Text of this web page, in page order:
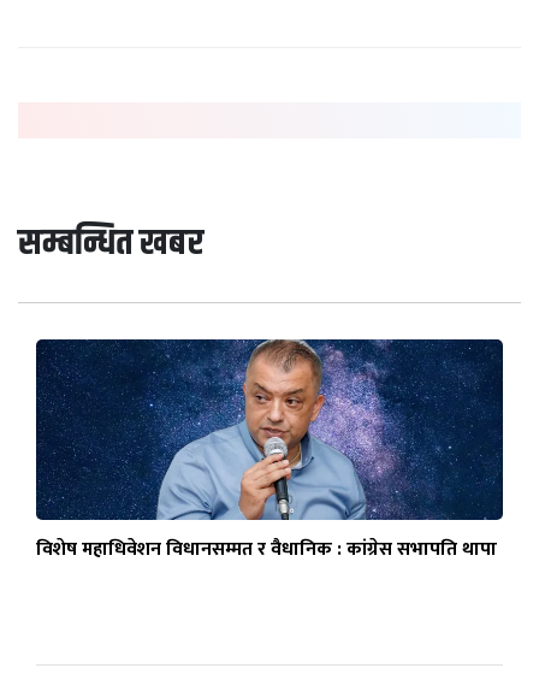
सम्बन्धित खबर
विशेष महाधिवेशन विधानसम्मत र वैधानिक : कांग्रेस सभापति थापा